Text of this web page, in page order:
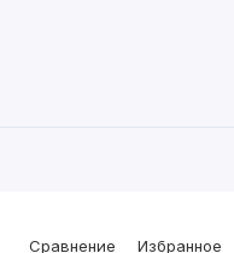
Сравнение Избранное